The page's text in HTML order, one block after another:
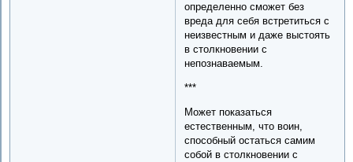
определенно сможет без
вреда для себя встретиться с
неизвестным и даже выстоять
в столкновении с
непознаваемым.
***
Может показаться
естественным, что воин,
способный остаться самим
собой в столкновении с